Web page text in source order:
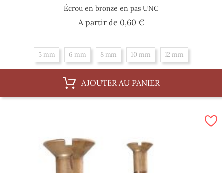
Écrou en bronze en pas UNC
A partir de 0,60 €Prix
5 mm 6 mm 8 mm 10 mm 12 mm
AJOUTER AU PANIER